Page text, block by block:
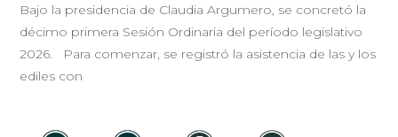
Bajo la presidencia de Claudia Argumero, se concretó la
décimo primera Sesión Ordinaria del período legislativo
2026. Para comenzar, se registró la asistencia de las y los
ediles con